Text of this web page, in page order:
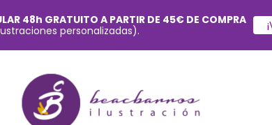
48h GRATUITO A PARTIR DE 45€ DE COMPRA
personalizadas).